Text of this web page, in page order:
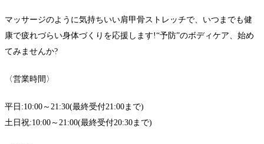
マッサージのように気持ちいい肩甲骨ストレッチで、いつまでも健
康で疲れづらい身体づくりを応援します!“予防”のボディケア、始め
てみませんか?
〈営業時間〉
平日:10:00～21:30(最終受付21:00まで)
土日祝:10:00～21:00(最終受付20:30まで)